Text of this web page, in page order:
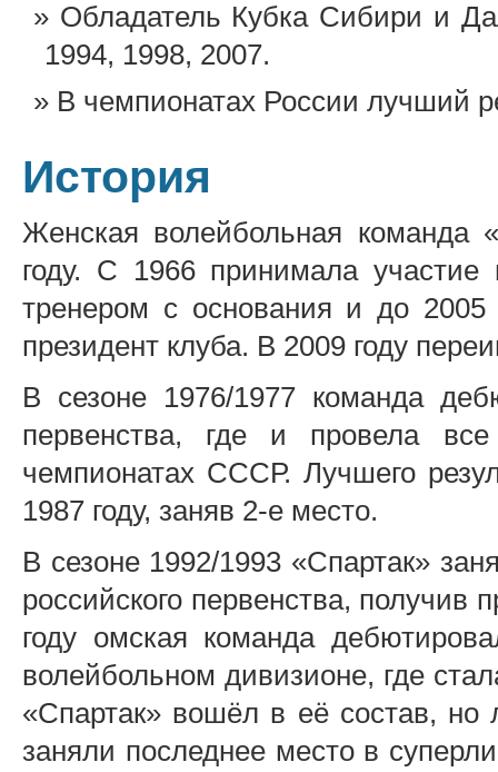
Обладатель Кубка Сибири и
1994, 1998, 2007.
В чемпионатах России лучший
История
Женская волейбольная команда
году. С 1966 принимала
тренером с основания и до
президент клуба. В 2009 году
В сезоне 1976/1977 команда
первенства, где и провела
чемпионатах СССР. Лучшего
1987 году, заняв 2-е место.
В сезоне 1992/1993 «Спартак»
российского первенства,
году омская команда
волейбольном дивизионе, где
«Спартак» вошёл в её состав,
заняли последнее место в